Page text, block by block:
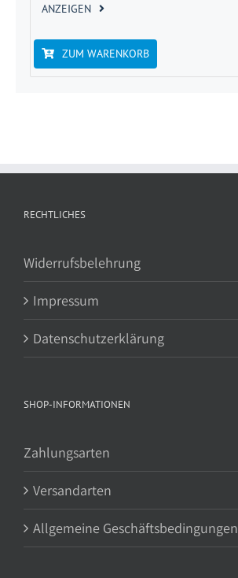
ANZEIGEN
ZUM WARENKORB
RECHTLICHES
Widerrufsbelehrung
Impressum
Datenschutzerklärung
SHOP-INFORMATIONEN
Zahlungsarten
Versandarten
Allgemeine Geschäftsbedingungen